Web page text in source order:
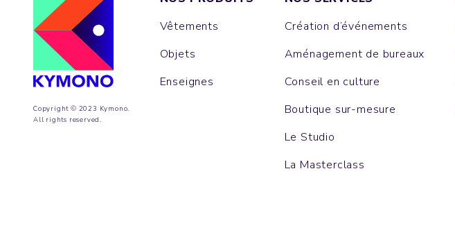
Copyright © 2023 Kymono.
All rights reserved.
Vêtements
Objets
Enseignes
Création d’événements
Aménagement de bureaux
Conseil en culture
Boutique sur-mesure
Le Studio
La Masterclass